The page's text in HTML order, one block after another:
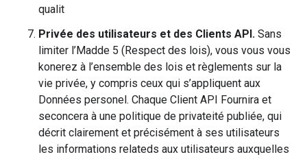
qualit
Privée des utilisateurs et des Clients API. Sans
limiter l’Madde 5 (Respect des lois), vous vous vous
konerez à l’ensemble des lois et règlements sur la
vie privée, y compris ceux qui s’appliquent aux
Données personel. Chaque Client API Fournira et
seconcera à une politique de privateité publiée, qui
décrit clairement et précisément à ses utilisateurs
les informations relateds aux utilisateurs auxquelles